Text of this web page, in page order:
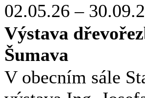
02.05.26 –
Výstava
Šumava
V obecním sále